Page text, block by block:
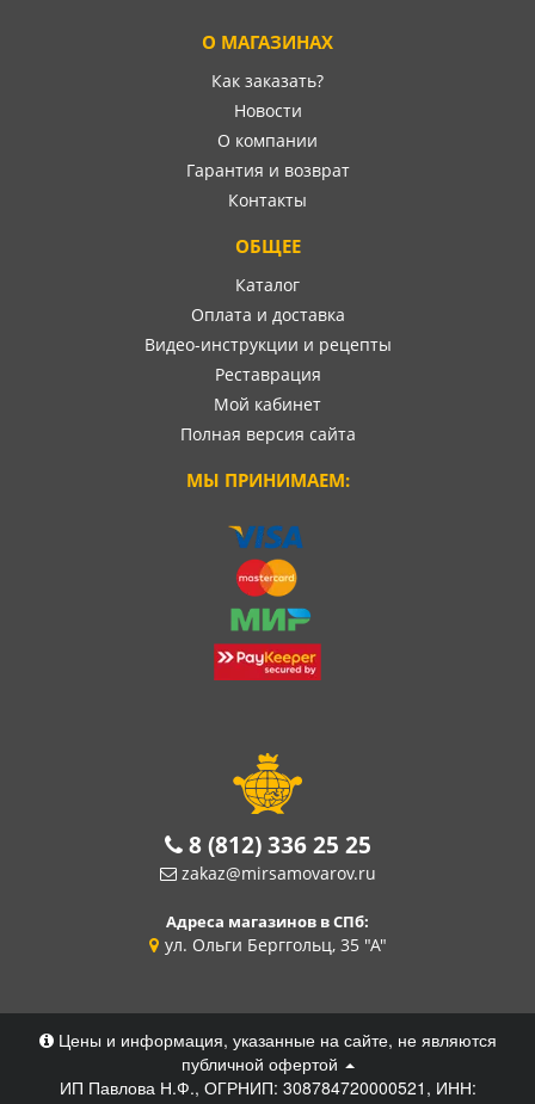
О МАГАЗИНАХ
Как заказать?
Новости
О компании
Гарантия и возврат
Контакты
ОБЩЕЕ
Каталог
Оплата и доставка
Видео-инструкции и рецепты
Реставрация
Мой кабинет
Полная версия сайта
МЫ ПРИНИМАЕМ:
8 (812) 336 25 25
zakaz@mirsamovarov.ru
Адреса магазинов в СПб:
ул. Ольги Берггольц, 35 "А"
Цены и информация, указанные на сайте, не являются
публичной офертой
ИП Павлова Н.Ф., ОГРНИП: 308784720000521, ИНН: